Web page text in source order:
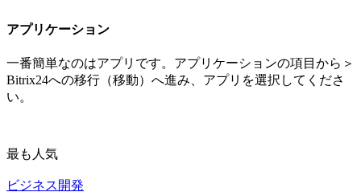
アプリケーション
一番簡単なのはアプリです。アプリケーションの項目から＞
Bitrix24への移行（移動）へ進み、アプリを選択してくださ
い。
最も人気
ビジネス開発